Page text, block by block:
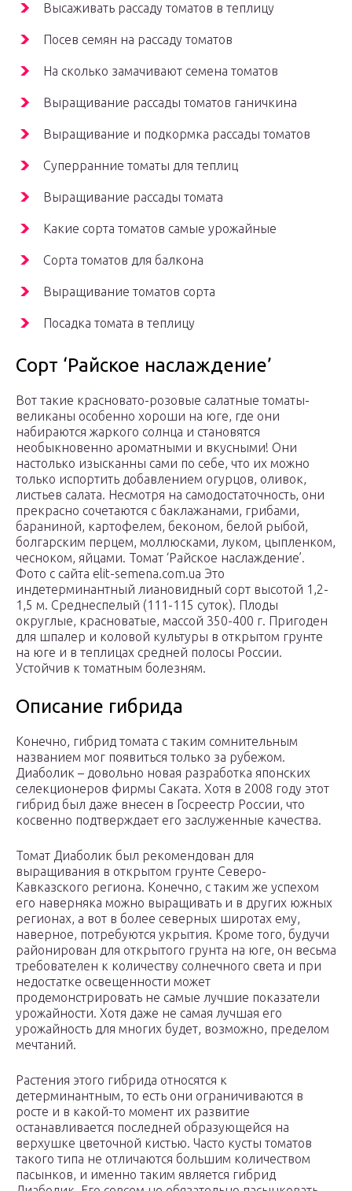
Высаживать рассаду томатов в теплицу
Посев семян на рассаду томатов
На сколько замачивают семена томатов
Выращивание рассады томатов ганичкина
Выращивание и подкормка рассады томатов
Суперранние томаты для теплиц
Выращивание рассады томата
Какие сорта томатов самые урожайные
Сорта томатов для балкона
Выращивание томатов сорта
Посадка томата в теплицу
Сорт ‘Райское наслаждение’
Вот такие красновато-розовые салатные томаты-
великаны особенно хороши на юге, где они
набираются жаркого солнца и становятся
необыкновенно ароматными и вкусными! Они
настолько изысканны сами по себе, что их можно
только испортить добавлением огурцов, оливок,
листьев салата. Несмотря на самодостаточность, они
прекрасно сочетаются с баклажанами, грибами,
бараниной, картофелем, беконом, белой рыбой,
болгарским перцем, моллюсками, луком, цыпленком,
чесноком, яйцами. Томат ‘Райское наслаждение’.
Фото с сайта elit-semena.com.ua Это
индетерминантный лиановидный сорт высотой 1,2-
1,5 м. Среднеспелый (111-115 суток). Плоды
округлые, красноватые, массой 350-400 г. Пригоден
для шпалер и коловой культуры в открытом грунте
на юге и в теплицах средней полосы России.
Устойчив к томатным болезням.
Описание гибрида
Конечно, гибрид томата с таким сомнительным
названием мог появиться только за рубежом.
Диаболик – довольно новая разработка японских
селекционеров фирмы Саката. Хотя в 2008 году этот
гибрид был даже внесен в Госреестр России, что
косвенно подтверждает его заслуженные качества.
Томат Диаболик был рекомендован для
выращивания в открытом грунте Северо-
Кавказского региона. Конечно, с таким же успехом
его наверняка можно выращивать и в других южных
регионах, а вот в более северных широтах ему,
наверное, потребуются укрытия. Кроме того, будучи
районирован для открытого грунта на юге, он весьма
требователен к количеству солнечного света и при
недостатке освещенности может
продемонстрировать не самые лучшие показатели
урожайности. Хотя даже не самая лучшая его
урожайность для многих будет, возможно, пределом
мечтаний.
Растения этого гибрида относятся к
детерминантным, то есть они ограничиваются в
росте и в какой-то момент их развитие
останавливается последней образующейся на
верхушке цветочной кистью. Часто кусты томатов
такого типа не отличаются большим количеством
пасынков, и именно таким является гибрид